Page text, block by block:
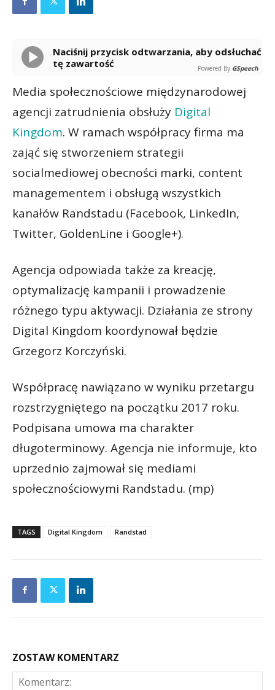
Naciśnij przycisk odtwarzania, aby odsłuchać
tę zawartość
Powered By GSpeech
Media społecznościowe międzynarodowej
agencji zatrudnienia obsłuży Digital
Kingdom. W ramach współpracy firma ma
zająć się stworzeniem strategii
socialmediowej obecności marki, content
managementem i obsługą wszystkich
kanałów Randstadu (Facebook, LinkedIn,
Twitter, GoldenLine i Google+).
Agencja odpowiada także za kreację,
optymalizację kampanii i prowadzenie
różnego typu aktywacji. Działania ze strony
Digital Kingdom koordynował będzie
Grzegorz Korczyński.
Współpracę nawiązano w wyniku przetargu
rozstrzygniętego na początku 2017 roku.
Podpisana umowa ma charakter
długoterminowy. Agencja nie informuje, kto
uprzednio zajmował się mediami
społecznościowymi Randstadu. (mp)
TAGS Digital Kingdom Randstad
ZOSTAW KOMENTARZ